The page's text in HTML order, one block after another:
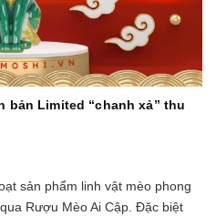
bản Limited “chanh xả” thu
sản phẩm linh vật mèo phong
Rượu Mèo Ai Cập. Đặc biệt